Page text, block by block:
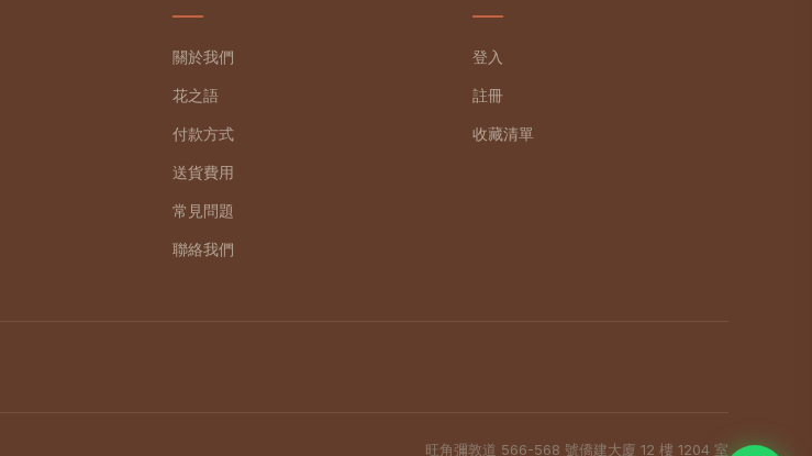
關於我們
花之語
付款方式
送貨費用
常見問題
聯絡我們
登入
註冊
收藏清單
旺角彌敦道 566-568 號僑建大廈 12 樓 1204 室